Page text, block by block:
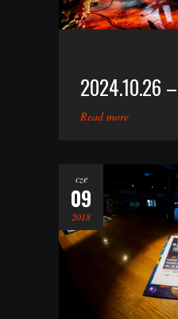
2024.10.26
Read more
cze
09
2018